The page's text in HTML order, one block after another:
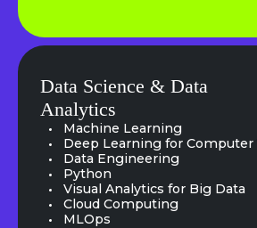
Data Science & Data
Analytics
Machine Learning
Deep Learning for Computer
Data Engineering
Python
Visual Analytics for Big Data
Cloud Computing
MLOps